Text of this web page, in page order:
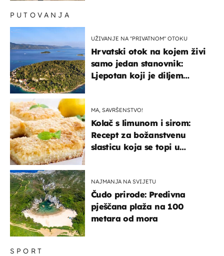
SPORT
PUTOVANJA
UŽIVANJE NA "PRIVATNOM" OTOKU
Hrvatski otok na kojem živi
samo jedan stanovnik:
Ljepotan koji je diljem
MA, SAVRŠENSTVO!
Kolač s limunom i sirom:
Recept za božanstvenu
slasticu koja se topi u
NAJMANJA NA SVIJETU
Čudo prirode: Predivna
pješčana plaža na 100
metara od mora